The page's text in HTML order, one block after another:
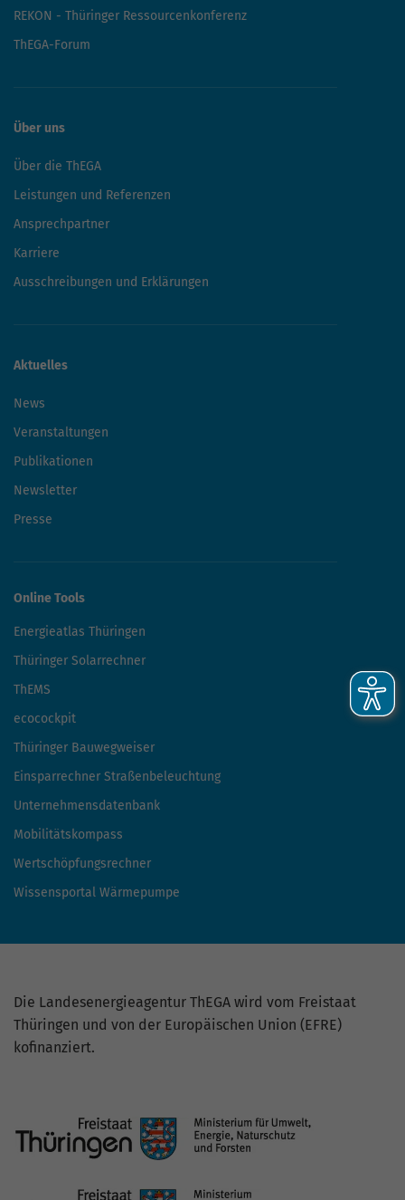
REKON - Thüringer Ressourcenkonferenz
ThEGA-Forum
Über uns
Über die ThEGA
Leistungen und Referenzen
Ansprechpartner
Karriere
Ausschreibungen und Erklärungen
Aktuelles
News
Veranstaltungen
Publikationen
Newsletter
Presse
Online Tools
Energieatlas Thüringen
Thüringer Solarrechner
ThEMS
ecocockpit
Thüringer Bauwegweiser
Einsparrechner Straßenbeleuchtung
Unternehmensdatenbank
Mobilitätskompass
Wertschöpfungsrechner
Wissensportal Wärmepumpe
Die Landesenergieagentur ThEGA wird vom Freistaat
Thüringen und von der Europäischen Union (EFRE)
kofinanziert.